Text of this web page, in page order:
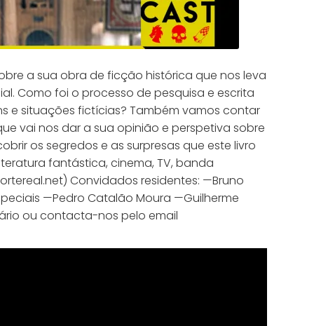
a sua obra de ficção histórica que nos leva
Como foi o processo de pesquisa e escrita
e situações fictícias? Também vamos contar
vai nos dar a sua opinião e perspetiva sobre
os segredos e as surpresas que este livro
fantástica, cinema, TV, banda
Convidados residentes: —Bruno
—Pedro Catalão Moura —Guilherme
ou contacta-nos pelo email